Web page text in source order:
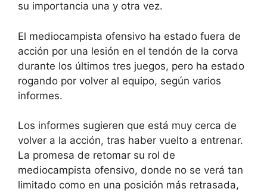
su importancia una y otra vez.
El mediocampista ofensivo ha estado fuera de
acción por una lesión en el tendón de la corva
durante los últimos tres juegos, pero ha estado
rogando por volver al equipo, según varios
informes.
Los informes sugieren que está muy cerca de
volver a la acción, tras haber vuelto a entrenar.
La promesa de retomar su rol de
mediocampista ofensivo, donde no se verá tan
limitado como en una posición más retrasada,